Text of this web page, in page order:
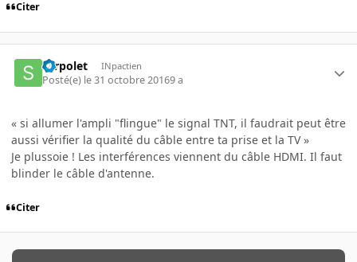
Citer
serpolet INpactien
Posté(e) le 31 octobre 20169 a
« si allumer l'ampli "flingue" le signal TNT, il faudrait peut être
aussi vérifier la qualité du câble entre ta prise et la TV »
Je plussoie ! Les interférences viennent du câble HDMI. Il faut
blinder le câble d'antenne.
Citer